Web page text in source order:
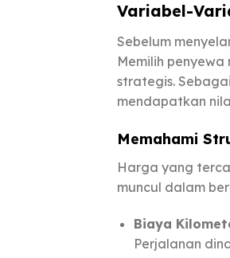
Variabel-
Sebelum
Memilih
strategis.
mendapatkan
Memahami
Harga yang
muncul dalam
Biaya
Perjalanan